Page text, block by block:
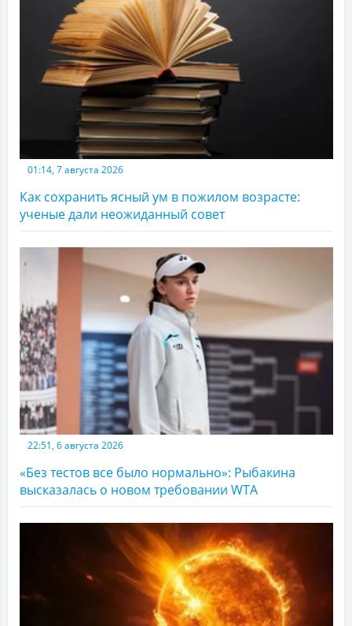
01:14, 7 августа 2026
Как сохранить ясный ум в пожилом возрасте:
ученые дали неожиданный совет
22:51, 6 августа 2026
«Без тестов все было нормально»: Рыбакина
высказалась о новом требовании WTA